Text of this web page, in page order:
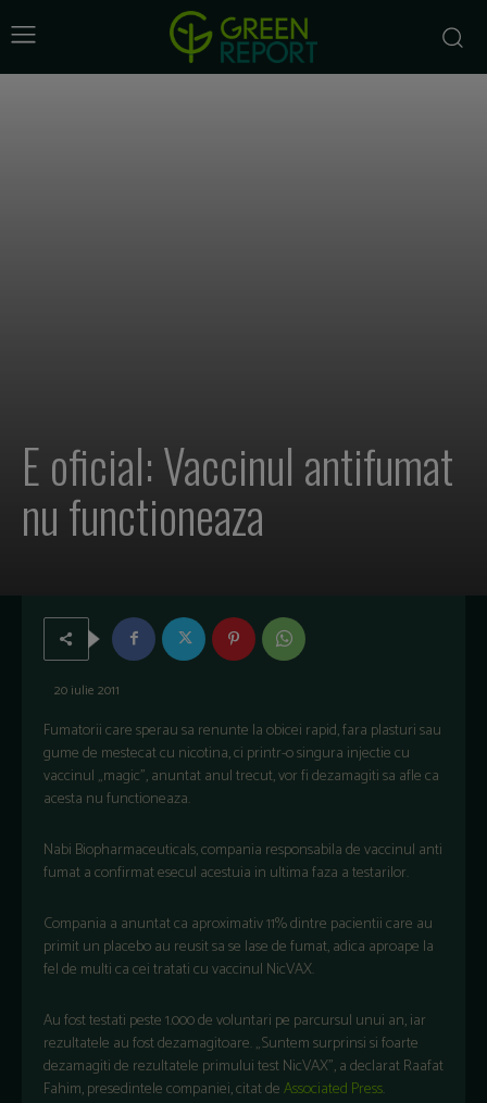
E oficial: Vaccinul antifumat
nu functioneaza
20 iulie 2011
Fumatorii care sperau sa renunte la obicei rapid, fara plasturi sau
gume de mestecat cu nicotina, ci printr-o singura injectie cu
vaccinul „magic”, anuntat anul trecut, vor fi dezamagiti sa afle ca
acesta nu functioneaza.
Nabi Biopharmaceuticals, compania responsabila de vaccinul anti
fumat a confirmat esecul acestuia in ultima faza a testarilor.
Compania a anuntat ca aproximativ 11% dintre pacientii care au
primit un placebo au reusit sa se lase de fumat, adica aproape la
fel de multi ca cei tratati cu vaccinul NicVAX.
Au fost testati peste 1.000 de voluntari pe parcursul unui an, iar
rezultatele au fost dezamagitoare. „Suntem surprinsi si foarte
dezamagiti de rezultatele primului test NicVAX”, a declarat Raafat
Fahim, presedintele companiei, citat deAssociated Press.